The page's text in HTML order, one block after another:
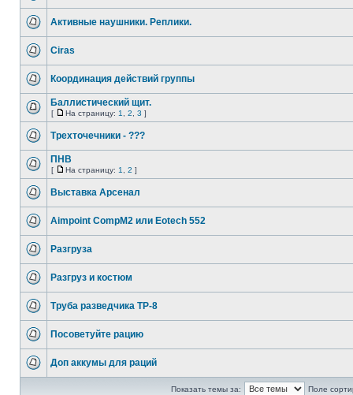
Активные наушники. Реплики.
Ciras
Координация действий группы
Баллистический щит.
[ На страницу: 1 2 3 ]
Трехточечники - ???
ПНВ
[ На страницу: 1 2 ]
Выставка Арсенал
Aimpoint CompM2 или Eotech 552
Разгруза
Разгруз и костюм
Труба разведчика ТР-8
Посоветуйте рацию
Доп аккумы для раций
Показать темы за: Поле